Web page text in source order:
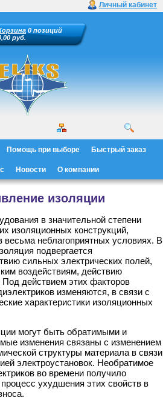
Личный кабинет
0 позиций
руб.
Помощь при выборе Быстрый заказ
Новости О компании
изоляции
в значительной степени
изоляционных конструкций,
весьма неблагоприятных условиях. В
подвергается
сильных электрических полей,
воздействиям, действию
действием этих факторов
изменяются, в связи с
характеристики изоляционных
могут быть обратимыми и
изменения связаны с изменением
структуры материала в связи
электроустановок. Необратимое
во времени получило
ухудшения этих свойств в